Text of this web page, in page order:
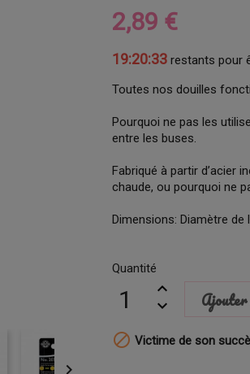

2,89 €
19:20:32 restants pour
Toutes nos douilles
Pourquoi ne pas les
entre les buses.
Fabriqué à partir d’acier
chaude, ou pourquoi ne
Dimensions: Diamètre
Quantité
Ajouter
 Victime de son